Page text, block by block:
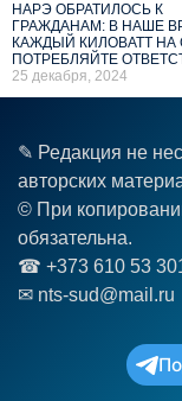
НАРЭ ОБРАТИЛОСЬ К
ГРАЖДАНАМ: В НАШЕ
КАЖДЫЙ КИЛОВАТТ НА
ПОТРЕБЛЯЙТЕ
25 декабря, 2024
✎ Редакция не
авторских
© При
обязательна.
☎︎ +373 610 53
✉ nts-sud@mail.ru